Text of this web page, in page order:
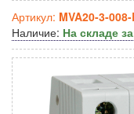
Артикул: MVA20-3-
Наличие: На складе